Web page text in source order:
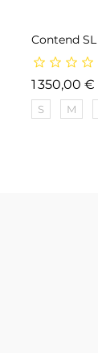
Contend
1 350,00 €
S M